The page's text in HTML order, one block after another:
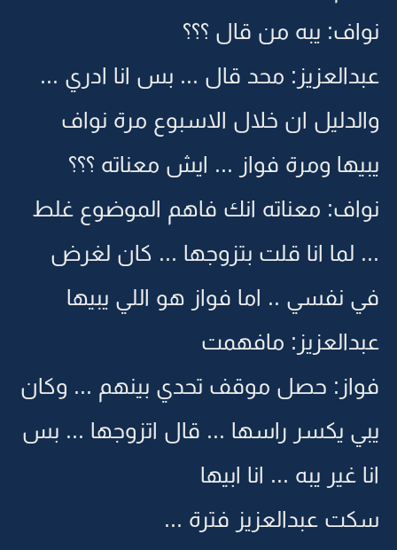
نواف: يبه من قال ؟؟؟
عبدالعزيز: محد قال ... بس انا ادري ...
والدليل ان خلال الاسبوع مرة نواف
يبيها ومرة فواز ... ايش معناته ؟؟؟
نواف: معناته انك فاهم الموضوع غلط
... لما انا قلت بتزوجها ... كان لغرض
في نفسي .. اما فواز هو اللي يبيها
عبدالعزيز: مافهمت
فواز: حصل موقف تحدي بينهم ... وكان
يبي يكسر راسها ... قال اتزوجها ... بس
انا غير يبه ... انا ابيها
سكت عبدالعزيز فترة ...